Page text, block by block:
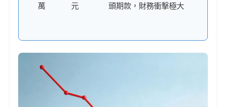
萬
元
頭期款，財務衝擊極大